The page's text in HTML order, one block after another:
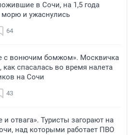
в Сочи, на 1,5 года
морю и ужаснулись
64
с вонючим бомжом». Москвичка
как спасалась во время налета
на Сочи
43
и отвага». Туристы загорают на
над которыми работает ПВО